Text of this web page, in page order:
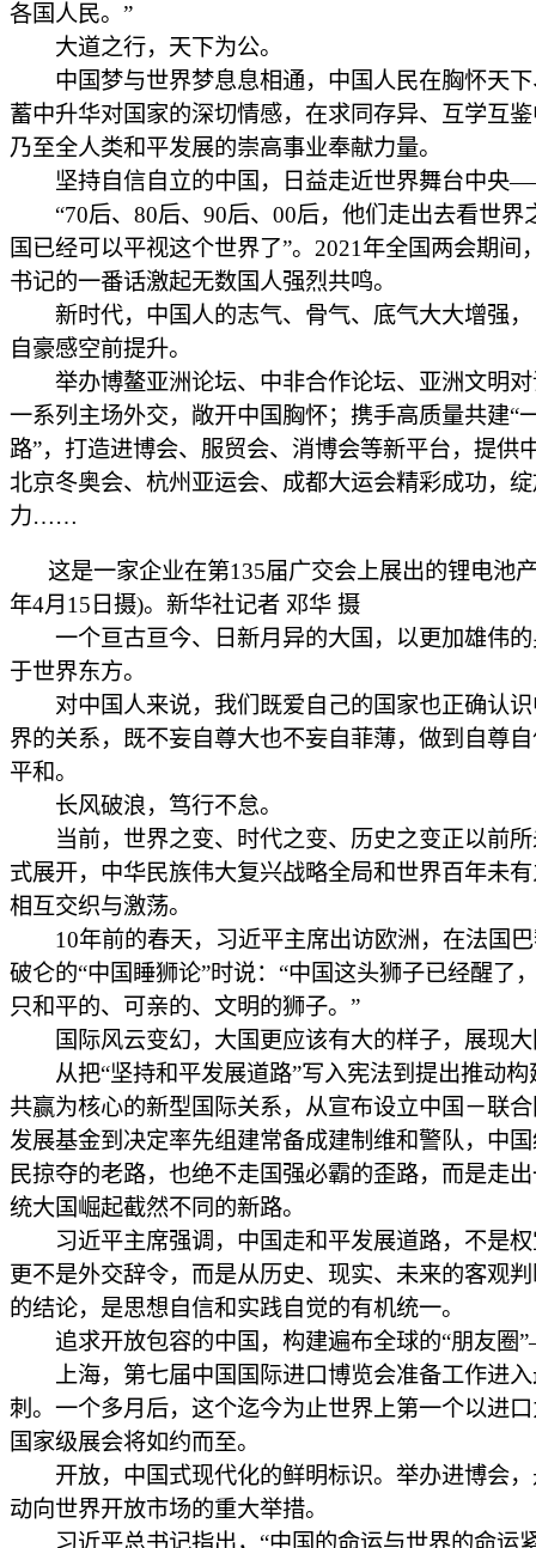
各国人民。”
大道之行，天下为公。
中国梦与世界梦息息相通，中国人民在胸怀天下
蓄中升华对国家的深切情感，在求同存异、互学互
乃至全人类和平发展的崇高事业奉献力量。
坚持自信自立的中国，日益走近世界舞台中央
“70后、80后、90后、00后，他们走出去看世界
国已经可以平视这个世界了”。2021年全国两会期间
书记的一番话激起无数国人强烈共鸣。
新时代，中国人的志气、骨气、底气大大增强，
自豪感空前提升。
举办博鳌亚洲论坛、中非合作论坛、亚洲文明对
一系列主场外交，敞开中国胸怀；携手高质量共建“
路”，打造进博会、服贸会、消博会等新平台，提供
北京冬奥会、杭州亚运会、成都大运会精彩成功，
力……
这是一家企业在第135届广交会上展出的锂电池
年4月15日摄)。新华社记者 邓华 摄
一个亘古亘今、日新月异的大国，以更加雄伟的
于世界东方。
对中国人来说，我们既爱自己的国家也正确认识
界的关系，既不妄自尊大也不妄自菲薄，做到自尊
平和。
长风破浪，笃行不怠。
当前，世界之变、时代之变、历史之变正以前所
式展开，中华民族伟大复兴战略全局和世界百年未
相互交织与激荡。
10年前的春天，习近平主席出访欧洲，在法国巴
破仑的“中国睡狮论”时说：“中国这头狮子已经醒了
只和平的、可亲的、文明的狮子。”
国际风云变幻，大国更应该有大的样子，展现大
从把“坚持和平发展道路”写入宪法到提出推动构
共赢为核心的新型国际关系，从宣布设立中国－联
发展基金到决定率先组建常备成建制维和警队，中
民掠夺的老路，也绝不走国强必霸的歪路，而是走
统大国崛起截然不同的新路。
习近平主席强调，中国走和平发展道路，不是权
更不是外交辞令，而是从历史、现实、未来的客观
的结论，是思想自信和实践自觉的有机统一。
追求开放包容的中国，构建遍布全球的“朋友
上海，第七届中国国际进口博览会准备工作进入
刺。一个多月后，这个迄今为止世界上第一个以进
国家级展会将如约而至。
开放，中国式现代化的鲜明标识。举办进博会，
动向世界开放市场的重大举措。
习近平总书记指出，“中国的命运与世界的命运